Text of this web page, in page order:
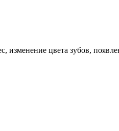
цвета зубов,